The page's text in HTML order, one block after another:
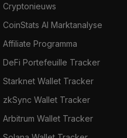
Cryptonieuws
CoinStats AI Marktanalyse
Affiliate Programma
DeFi Portefeuille Tracker
Starknet Wallet Tracker
zkSync Wallet Tracker
Arbitrum Wallet Tracker